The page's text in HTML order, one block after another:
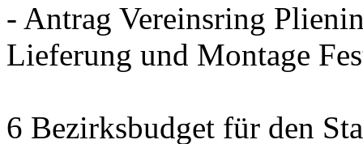
- Antrag Vereinsring
Lieferung und Montage
6 Bezirksbudget für den